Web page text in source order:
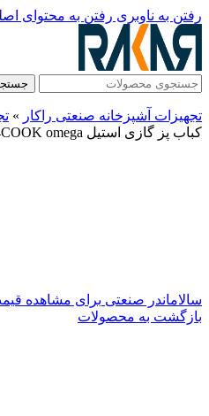
رفتن به ناوبری رفتن به محتوای
تجهیزات آشپزخانه صنعتی راکار »
کباب پز گازی استیل 4COOK omega
سالاماندر صنعتی برای مشاهده
بازگشت به محصولات